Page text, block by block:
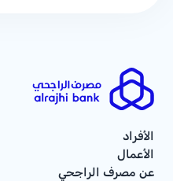
الأفراد
الأعمال
عن مصرف الراجحي